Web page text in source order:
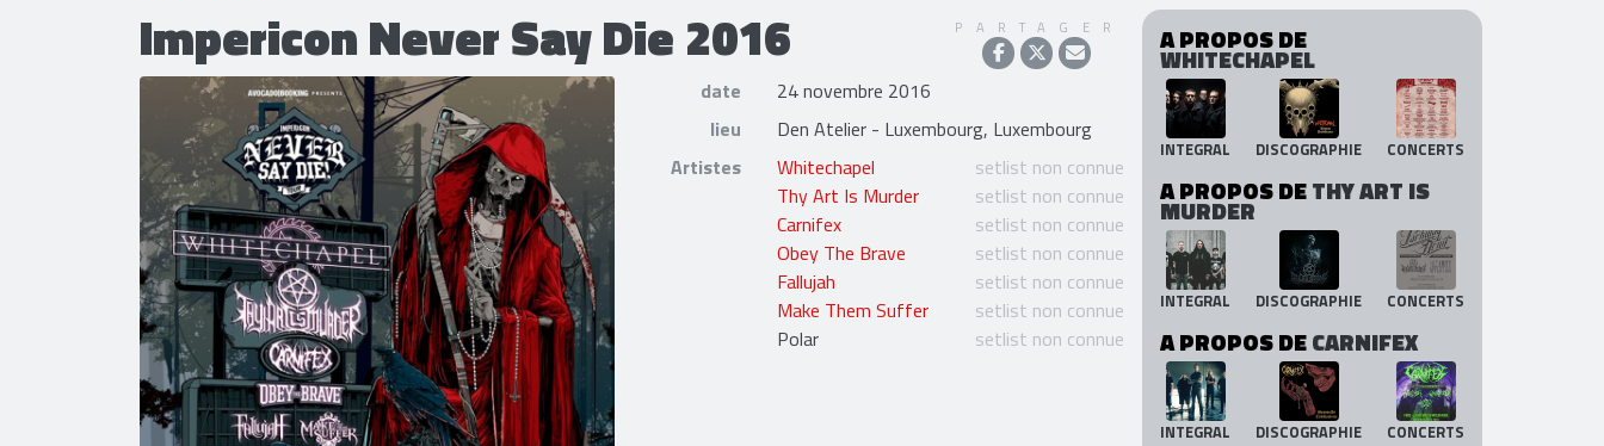
Impericon Never Say Die 2016 PARTAGER
date
24 novembre 2016
lieu
Den Atelier - Luxembourg, Luxembourg
Artistes
Whitechapel
setlist non connue
Thy Art Is Murder
setlist non connue
Carnifex
setlist non connue
Obey The Brave
setlist non connue
Fallujah
setlist non connue
Make Them Suffer
setlist non connue
Polar
setlist non connue
A PROPOS DE
WHITECHAPEL
INTEGRAL DISCOGRAPHIE CONCERTS
A PROPOS DETHY ART IS
MURDER
INTEGRAL DISCOGRAPHIE CONCERTS
A PROPOS DECARNIFEX
INTEGRAL DISCOGRAPHIE CONCERTS